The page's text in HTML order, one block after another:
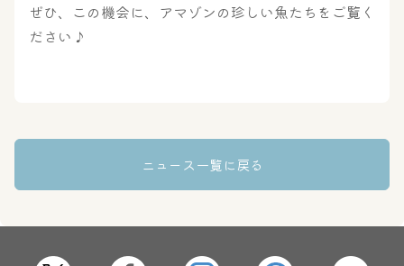
ぜひ、この機会に、アマゾンの珍しい魚たちをご覧く
ださい♪
ニュース一覧に戻る